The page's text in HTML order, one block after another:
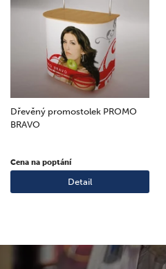
Dřevěný promostolek PROMO
BRAVO
Cena na poptání
Detail